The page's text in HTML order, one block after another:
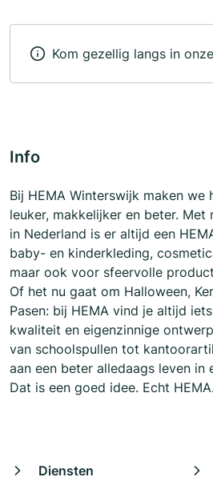
Kom gezellig langs in
Info
Bij HEMA Winterswijk maken we
leuker, makkelijker en beter.
in Nederland is er altijd een
baby- en kinderkleding,
maar ook voor sfeervolle
Of het nu gaat om Halloween,
Pasen: bij HEMA vind je altijd
kwaliteit en eigenzinnige
van schoolspullen tot
aan een beter alledaags leven in
Dat is een goed idee. Echt
Diensten